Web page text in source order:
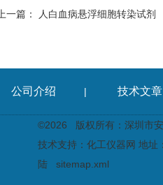
上一篇： 人白血病悬浮细胞转染试剂
公司介绍 | 技术文章
©2026 版权所有：深圳市
技术支持： 化工仪器网 地址
陆
sitemap.xml